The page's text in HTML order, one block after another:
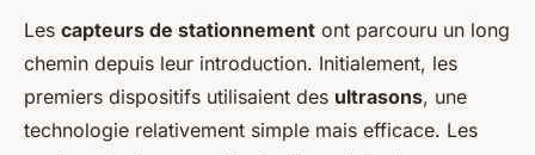
Les capteurs de stationnement ont parcouru un long
chemin depuis leur introduction. Initialement, les
premiers dispositifs utilisaient des ultrasons, une
technologie relativement simple mais efficace. Les